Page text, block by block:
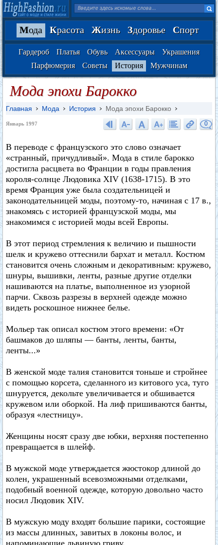
Мода Красота Жизнь Здоровье Спорт
Гардероб Платья Обувь Аксессуары
Украшения
Парфюмерия
Советы История Мужчинам
Мода эпохи Барокко
Главная Мода История Мода эпохи Барокко
Январь 1997 0
В переводе с французского это слово означает
«странный, причудливый». Мода в стиле барокко
достигла расцвета во Франции в годы правления
короля-солнце Людовика XIV (1638-1715). В это
время Франция уже была создательницей и
законодательницей моды, поэтому-то, начиная с 17 в.,
знакомясь с историей французской моды, мы
знакомимся с историей моды всей Европы.
В этот период стремления к величию и пышности
шелк и кружево оттеснили бархат и металл. Костюм
становится очень сложным и декоративным: кружево,
шнуры, вышивки, ленты, разные другие отделки
нашиваются на платье, выполненное из узорной
парчи. Сквозь разрезы в верхней одежде можно
видеть роскошное нижнее белье.
Мольер так описал костюм этого времени: «От
башмаков до шляпы — банты, ленты, банты,
ленты...»
В женской моде талия становится тоньше и стройнее
с помощью корсета, сделанного из китового уса, туго
шнуруется, декольте увеличивается и обшивается
кружевом или оборкой. На лиф пришиваются банты,
образуя «лестницу».
Женщины носят сразу две юбки, верхняя постепенно
превращается в шлейф.
В мужской моде утверждается жюстокор длиной до
колен, украшенный всевозможными отделками,
подобный военной одежде, которую довольно часто
носил Людовик XIV.
В мужскую моду входят большие парики, состоящие
из массы длинных, завитых в локоны волос, и
напоминающие львиную гриву.